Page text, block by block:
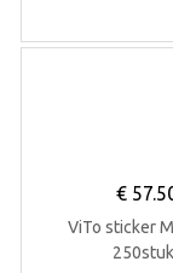
€
ViTo sticker